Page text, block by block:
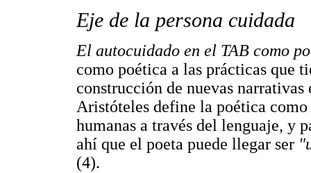
Eje de la persona cuidada
El autocuidado en el TAB como
como poética a las prácticas que
construcción de nuevas
Aristóteles define la poética
humanas a través del lenguaje, y
ahí que el poeta puede llegar ser
(4).